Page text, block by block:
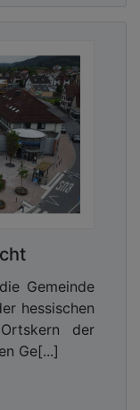
Gemeinde
hessischen
der
Ge[...]